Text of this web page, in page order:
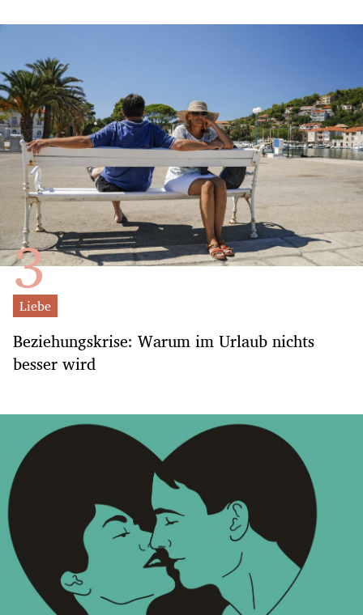
Liebe
Beziehungskrise: Warum im Urlaub nichts
besser wird